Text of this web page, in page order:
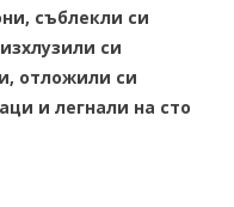
съблекли си
си
отложили си
и легнали на сто